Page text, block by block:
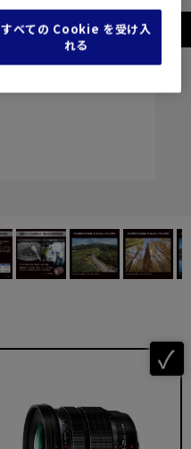
すべての Cookie を受け入
れる